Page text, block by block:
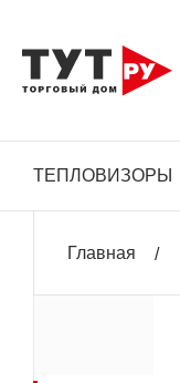
ТЕПЛОВИЗОРЫ
Главная